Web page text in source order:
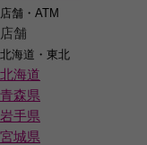
店舗・ATM
店舗
北海道・東北
北海道
青森県
岩手県
宮城県